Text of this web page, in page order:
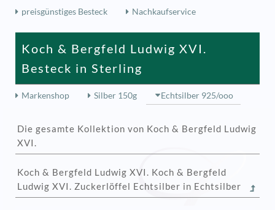
preisgünstiges Besteck
Nachkaufservice
Koch & Bergfeld Ludwig XVI.
Besteck in Sterling
Markenshop Silber 150g Echtsilber 925/ooo
Die gesamte Kollektion von Koch & Bergfeld Ludwig
XVI.
Koch & Bergfeld Ludwig XVI. Koch & Bergfeld
Ludwig XVI. Zuckerlöffel Echtsilber in Echtsilber